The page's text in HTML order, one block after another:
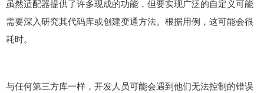
虽然适配器提供了许多现成的功能，但要实现广泛的自定义可能
需要深入研究其代码库或创建变通方法。根据用例，这可能会很
耗时。
与任何第三方库一样，开发人员可能会遇到他们无法控制的错误